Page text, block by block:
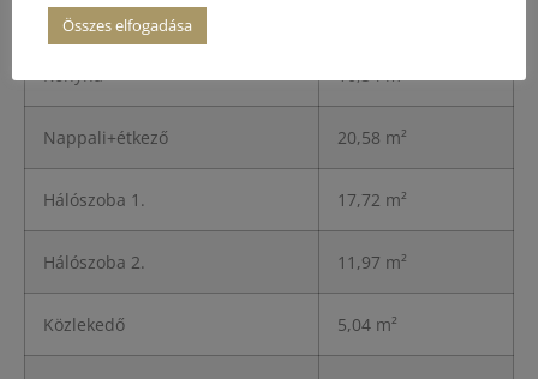
Előszoba
Konyha 10,34 m²
Nappali+étkező 20,58 m²
Hálószoba 1. 17,72 m²
Hálószoba 2. 11,97 m²
Közlekedő 5,04 m²
Összes elfogadása